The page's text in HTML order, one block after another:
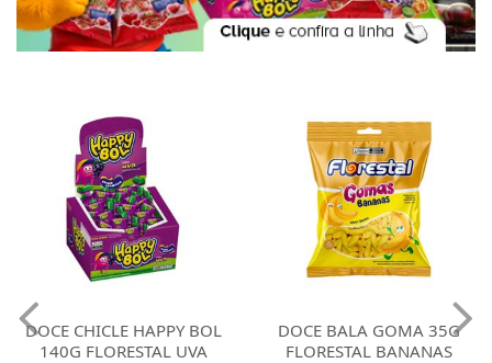
DOCE CHICLE HAPPY BOL
140G FLORESTAL UVA
DOCE BALA GOMA 35G
FLORESTAL BANANAS